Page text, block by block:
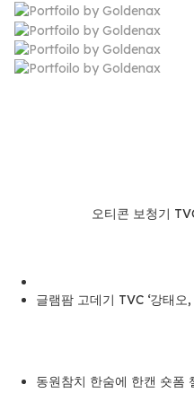
오티콘 보청기
글램팜 고데기 TVC ‘강태오,
동원참치 한숨에 한캔 숏폼